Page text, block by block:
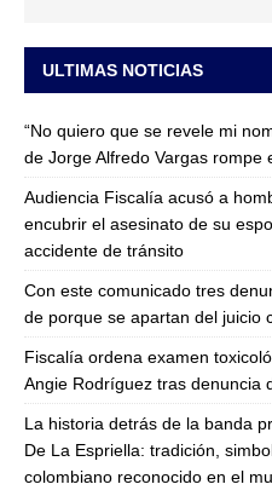
ULTIMAS NOTICIAS
“No quiero que se revele mi
de Jorge Alfredo Vargas rompe
Audiencia Fiscalía acusó a
encubrir el asesinato de su
accidente de tránsito
Con este comunicado tres
de porque se apartan del juicio
Fiscalía ordena examen
Angie Rodríguez tras denuncia
La historia detrás de la banda
De La Espriella: tradición,
colombiano reconocido en el